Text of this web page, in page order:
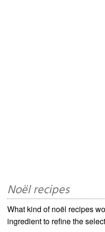
Noël recipes
What kind of noël recipes
ingredient to refine the